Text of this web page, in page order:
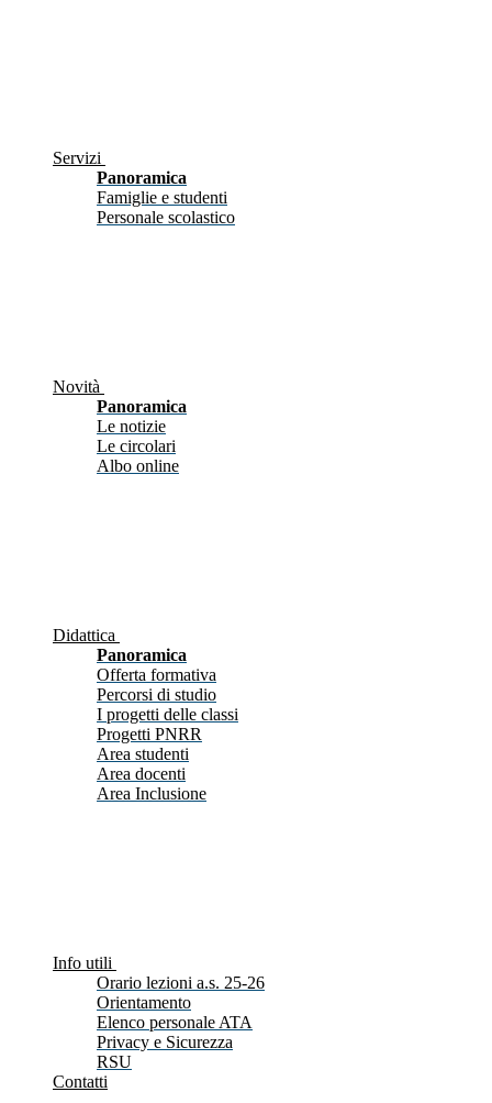
Servizi
Panoramica
Famiglie e studenti
Personale scolastico
Novità
Panoramica
Le notizie
Le circolari
Albo online
Didattica
Panoramica
Offerta formativa
Percorsi di studio
I progetti delle classi
Progetti PNRR
Area studenti
Area docenti
Area Inclusione
Info utili
Orario lezioni a.s. 25-26
Orientamento
Elenco personale ATA
Privacy e Sicurezza
RSU
Contatti